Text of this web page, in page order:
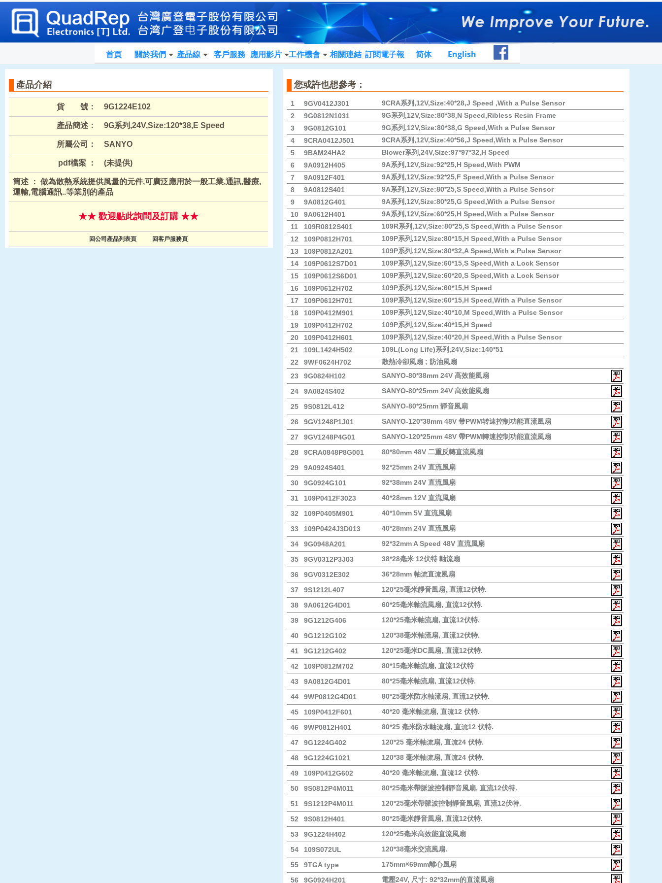
首頁 關於我們 產品線 客戶服務 應用影片 工作機會 相關連結 訂閱電子報 简体 English
產品介紹
貨 號： 9G1224E102
產品簡述： 9G系列,24V,Size:120*38,E Speed
所屬公司： SANYO
pdf檔案 ： (未提供)
簡述 ： 做為散熱系統提供風量的元件,可廣泛應用於一般工業,通訊,醫療,
運輸,電腦通訊..等業別的產品
★★ 歡迎點此詢問及訂購 ★★
回公司產品列表頁 回客戶服務頁
您或許也想參考：
1 9GV0412J301
9CRA系列,12V,Size:40*28,J Speed ,With a Pulse Sensor
2
9G0812N1031
9G系列,12V,Size:80*38,N Speed,Ribless Resin Frame
3
9G0812G101
9G系列,12V,Size:80*38,G Speed,With a Pulse Sensor
4
9CRA0412J501
9CRA系列,12V,Size:40*56,J Speed,With a Pulse Sensor
5
9BAM24HA2
Blower系列,24V,Size:97*97*32,H Speed
6
9A0912H405
9A系列,12V,Size:92*25,H Speed,With PWM
7
9A0912F401
9A系列,12V,Size:92*25,F Speed,With a Pulse Sensor
8
9A0812S401
9A系列,12V,Size:80*25,S Speed,With a Pulse Sensor
9
9A0812G401
9A系列,12V,Size:80*25,G Speed,With a Pulse Sensor
10
9A0612H401
9A系列,12V,Size:60*25,H Speed,With a Pulse Sensor
11
109R0812S401
109R系列,12V,Size:80*25,S Speed,With a Pulse Sensor
12
109P0812H701
109P系列,12V,Size:80*15,H Speed,With a Pulse Sensor
13
109P0812A201
109P系列,12V,Size:80*32,A Speed,With a Pulse Sensor
14
109P0612S7D01
109P系列,12V,Size:60*15,S Speed,With a Lock Sensor
15
109P0612S6D01
109P系列,12V,Size:60*20,S Speed,With a Lock Sensor
16
109P0612H702
109P系列,12V,Size:60*15,H Speed
17
109P0612H701
109P系列,12V,Size:60*15,H Speed,With a Pulse Sensor
18
109P0412M901
109P系列,12V,Size:40*10,M Speed,With a Pulse Sensor
19
109P0412H702
109P系列,12V,Size:40*15,H Speed
20
109P0412H601
109P系列,12V,Size:40*20,H Speed,With a Pulse Sensor
21
109L1424H502
109L(Long Life)系列,24V,Size:140*51
22
9WF0624H702
散熱冷卻風扇 ; 防油風扇
23
9G0824H102
SANYO-80*38mm 24V 高效能風扇
24
9A0824S402
SANYO-80*25mm 24V 高效能風扇
25
9S0812L412
SANYO-80*25mm 靜音風扇
26
9GV1248P1J01
SANYO-120*38mm 48V 带PWM转速控制功能直流風扇
27
9GV1248P4G01
SANYO-120*25mm 48V 帶PWM轉速控制功能直流風扇
28
9CRA0848P8G001
80*80mm 48V 二重反轉直流風扇
29
9A0924S401
92*25mm 24V 直流風扇
30
9G0924G101
92*38mm 24V 直流風扇
31
109P0412F3023
40*28mm 12V 直流風扇
32
109P0405M901
40*10mm 5V 直流風扇
33
109P0424J3D013
40*28mm 24V 直流風扇
34
9G0948A201
92*32mm A Speed 48V 直流風扇
35
9GV0312P3J03
38*28毫米 12伏特 軸流扇
36
9GV0312E302
36*28mm 軸流直流風扇
37
9S1212L407
120*25毫米靜音風扇, 直流12伏特.
38
9A0612G4D01
60*25毫米軸流風扇, 直流12伏特.
39
9G1212G406
120*25毫米軸流扇, 直流12伏特.
40
9G1212G102
120*38毫米軸流扇, 直流12伏特.
41
9G1212G402
120*25毫米DC風扇, 直流12伏特.
42
109P0812M702
80*15毫米軸流扇, 直流12伏特
43
9A0812G4D01
80*25毫米軸流扇, 直流12伏特.
44
9WP0812G4D01
80*25毫米防水軸流扇, 直流12伏特.
45
109P0412F601
40*20 毫米軸流扇, 直流12 伏特.
46
9WP0812H401
80*25 毫米防水軸流扇, 直流12 伏特.
47
9G1224G402
120*25 毫米軸流扇, 直流24 伏特.
48
9G1224G1021
120*38 毫米軸流扇, 直流24 伏特.
49
109P0412G602
40*20 毫米軸流扇, 直流12 伏特.
50
9S0812P4M011
80*25毫米帶脈波控制靜音風扇, 直流12伏特.
51
9S1212P4M011
120*25毫米帶脈波控制靜音風扇, 直流12伏特.
52
9S0812H401
80*25毫米靜音風扇, 直流12伏特.
53
9G1224H402
120*25毫米高效能直流風扇
54
109S072UL
120*38毫米交流風扇.
55
9TGA type
175mm×69mm離心風扇
56
9G0924H201 電壓24V, 尺寸: 92*32mm的直流風扇